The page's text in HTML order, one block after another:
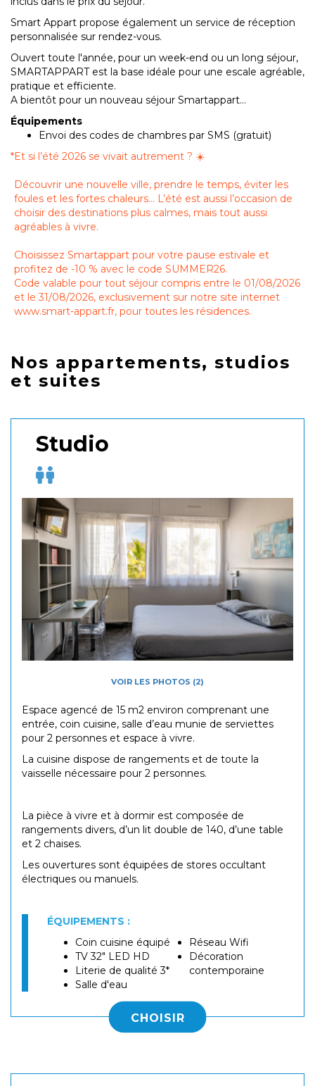
Smart Appart propose également un service de réception
personnalisée sur rendez-vous.
Ouvert toute l'année, pour un week-end ou un long séjour,
SMARTAPPART est la base idéale pour une escale agréable,
pratique et efficiente.
A bientôt pour un nouveau séjour Smartappart…
Équipements
Envoi des codes de chambres par SMS (gratuit)
*Et si l’été 2026 se vivait autrement ? ☀️
Découvrir une nouvelle ville, prendre le temps, éviter les
foules et les fortes chaleurs… L’été est aussi l’occasion de
choisir des destinations plus calmes, mais tout aussi
agréables à vivre.
Choisissez Smartappart pour votre pause estivale et
profitez de -10 % avec le code SUMMER26.
Code valable pour tout séjour compris entre le 01/08/2026
et le 31/08/2026, exclusivement sur notre site internet
www.smart-appart.fr, pour toutes les résidences.
Nos appartements, studios
et suites
Studio
VOIR LES PHOTOS (2)
Espace agencé de 15 m2 environ comprenant une
entrée, coin cuisine, salle d’eau munie de serviettes
pour 2 personnes et espace à vivre.
La cuisine dispose de rangements et de toute la
vaisselle nécessaire pour 2 personnes.
La pièce à vivre et à dormir est composée de
rangements divers, d’un lit double de 140, d’une table
et 2 chaises.
Les ouvertures sont équipées de stores occultant
électriques ou manuels.
ÉQUIPEMENTS :
Coin cuisine équipé
TV 32" LED HD
Literie de qualité 3*
Salle d'eau
Réseau Wifi
Décoration
contemporaine
CHOISIR